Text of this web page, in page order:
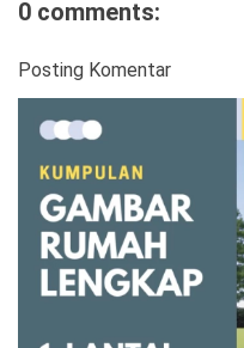
0 comments:
Posting Komentar